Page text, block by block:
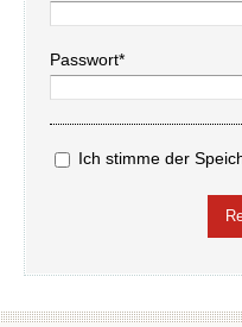
Passwort*
Ich stimme der